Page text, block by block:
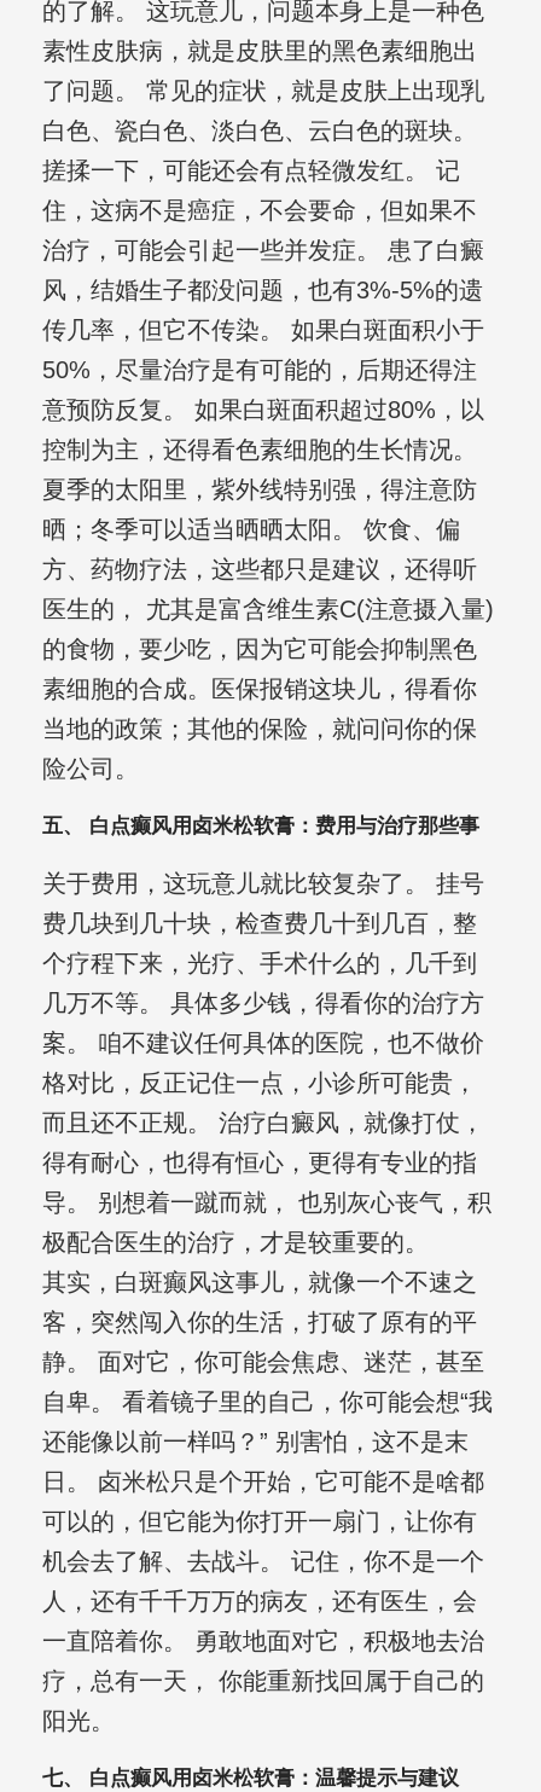
的了解。 这玩意儿，问题本身上是一种色
素性皮肤病，就是皮肤里的黑色素细胞出
了问题。 常见的症状，就是皮肤上出现乳
白色、瓷白色、淡白色、云白色的斑块。
搓揉一下，可能还会有点轻微发红。 记
住，这病不是癌症，不会要命，但如果不
治疗，可能会引起一些并发症。 患了白癜
风，结婚生子都没问题，也有3%-5%的遗
传几率，但它不传染。 如果白斑面积小于
50%，尽量治疗是有可能的，后期还得注
意预防反复。 如果白斑面积超过80%，以
控制为主，还得看色素细胞的生长情况。
夏季的太阳里，紫外线特别强，得注意防
晒；冬季可以适当晒晒太阳。 饮食、偏
方、药物疗法，这些都只是建议，还得听
医生的， 尤其是富含维生素C(注意摄入量)
的食物，要少吃，因为它可能会抑制黑色
素细胞的合成。医保报销这块儿，得看你
当地的政策；其他的保险，就问问你的保
险公司。
五、 白点癫风用卤米松软膏：费用与治疗那些事
关于费用，这玩意儿就比较复杂了。 挂号
费几块到几十块，检查费几十到几百，整
个疗程下来，光疗、手术什么的，几千到
几万不等。 具体多少钱，得看你的治疗方
案。 咱不建议任何具体的医院，也不做价
格对比，反正记住一点，小诊所可能贵，
而且还不正规。 治疗白癜风，就像打仗，
得有耐心，也得有恒心，更得有专业的指
导。 别想着一蹴而就， 也别灰心丧气，积
极配合医生的治疗，才是较重要的。
其实，白斑癫风这事儿，就像一个不速之
客，突然闯入你的生活，打破了原有的平
静。 面对它，你可能会焦虑、迷茫，甚至
自卑。 看着镜子里的自己，你可能会想“我
还能像以前一样吗？” 别害怕，这不是末
日。 卤米松只是个开始，它可能不是啥都
可以的，但它能为你打开一扇门，让你有
机会去了解、去战斗。 记住，你不是一个
人，还有千千万万的病友，还有医生，会
一直陪着你。 勇敢地面对它，积极地去治
疗，总有一天， 你能重新找回属于自己的
阳光。
七、 白点癫风用卤米松软膏：温馨提示与建议